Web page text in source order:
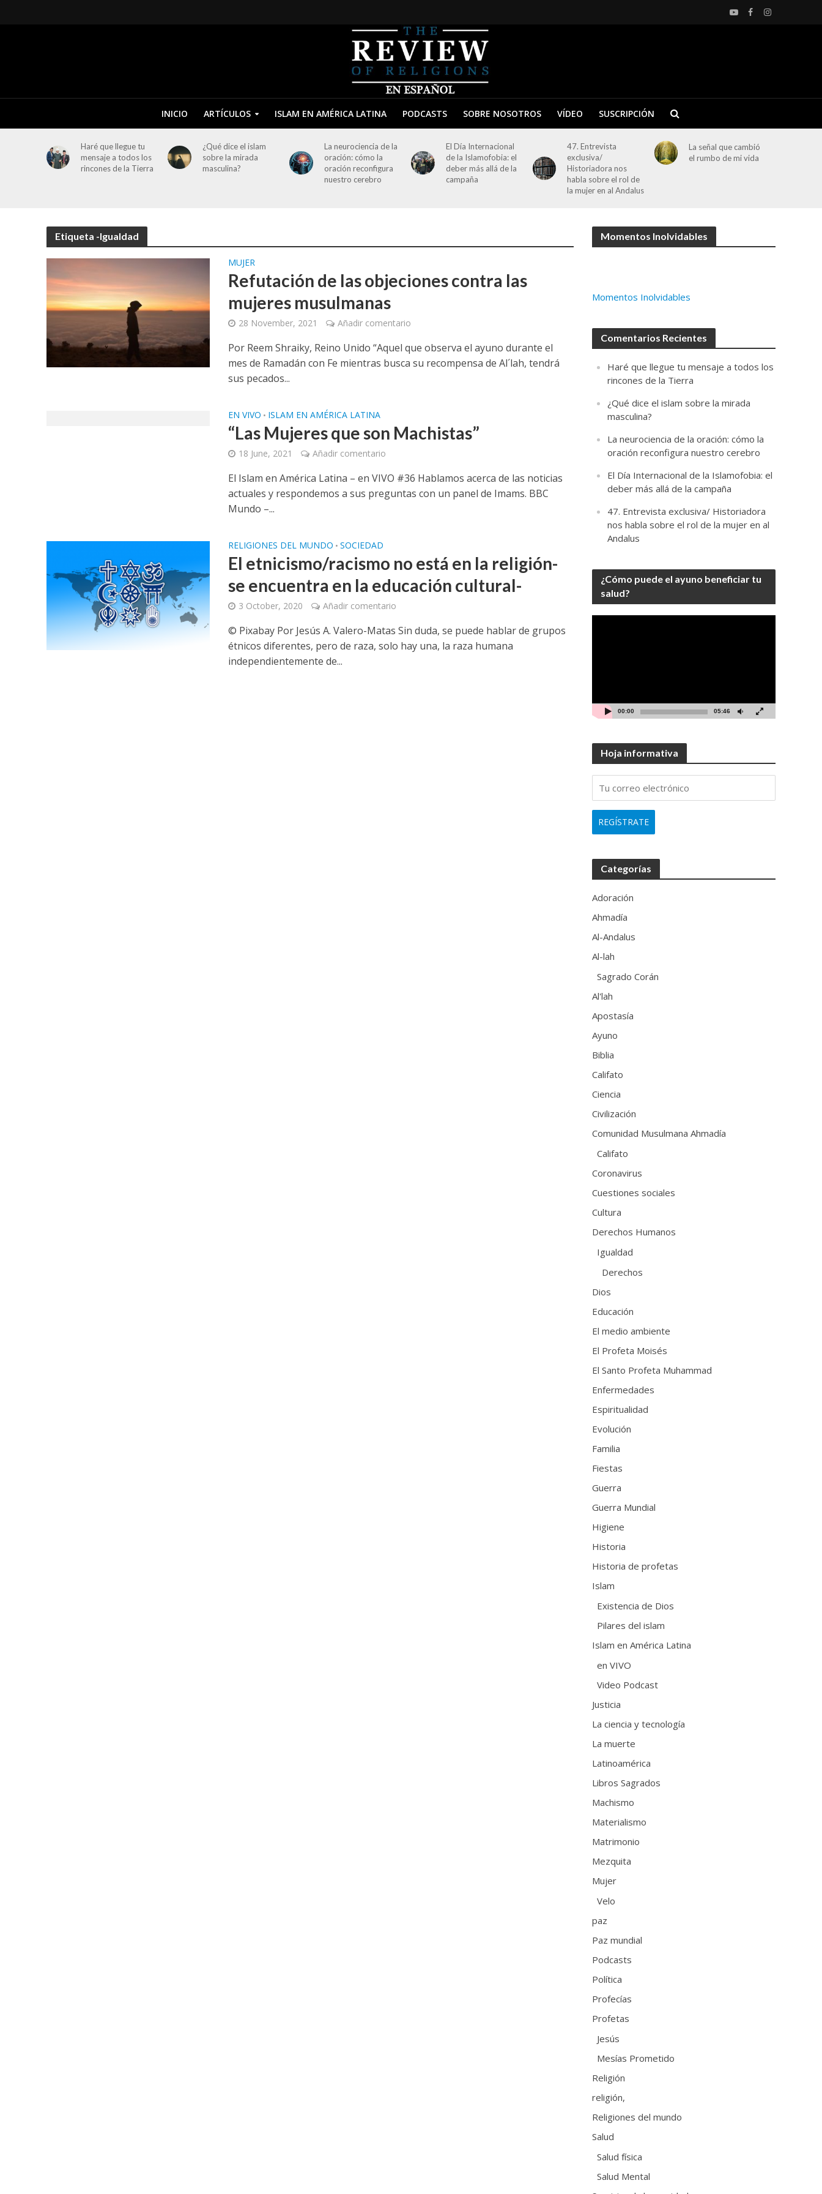
INICIO ARTÍCULOS ISLAM EN AMÉRICA LATINA PODCASTS SOBRE NOSOTROS VÍDEO SUSCRIPCIÓN
Haré que llegue tu
mensaje a todos los
rincones de la Tierra
¿Qué dice el islam
sobre la mirada
masculina?
La neurociencia de la
oración: cómo la
oración reconfigura
nuestro cerebro
El Día Internacional
de la Islamofobia: el
deber más allá de la
campaña
47. Entrevista
exclusiva/
Historiadora nos
habla sobre el rol de
la mujer en al Andalus
La señal que cambió
el rumbo de mi vida
Etiqueta -Igualdad
MUJER
Refutación de las objeciones contra las
mujeres musulmanas
28 November, 2021 Añadir comentario
Por Reem Shraiky, Reino Unido “Aquel que observa el ayuno durante el
mes de Ramadán con Fe mientras busca su recompensa de Al´lah, tendrá
sus pecados...
EN VIVO • ISLAM EN AMÉRICA LATINA
“Las Mujeres que son Machistas”
18 June, 2021 Añadir comentario
El Islam en América Latina – en VIVO #36 Hablamos acerca de las noticias
actuales y respondemos a sus preguntas con un panel de Imams. BBC
Mundo –...
RELIGIONES DEL MUNDO • SOCIEDAD
El etnicismo/racismo no está en la religión-
se encuentra en la educación cultural-
3 October, 2020 Añadir comentario
© Pixabay Por Jesús A. Valero-Matas Sin duda, se puede hablar de grupos
étnicos diferentes, pero de raza, solo hay una, la raza humana
independientemente de...
Momentos Inolvidables
Momentos Inolvidables
Comentarios Recientes
Haré que llegue tu mensaje a todos los
rincones de la Tierra
¿Qué dice el islam sobre la mirada
masculina?
La neurociencia de la oración: cómo la
oración reconfigura nuestro cerebro
El Día Internacional de la Islamofobia: el
deber más allá de la campaña
47. Entrevista exclusiva/ Historiadora
nos habla sobre el rol de la mujer en al
Andalus
¿Cómo puede el ayuno beneficiar tu
salud?
00:00 05:46
Hoja informativa
Categorías
Adoración
Ahmadía
Al-Andalus
Al-lah
Sagrado Corán
Al'lah
Apostasía
Ayuno
Biblia
Califato
Ciencia
Civilización
Comunidad Musulmana Ahmadía
Califato
Coronavirus
Cuestiones sociales
Cultura
Derechos Humanos
Igualdad
Derechos
Dios
Educación
El medio ambiente
El Profeta Moisés
El Santo Profeta Muhammad
Enfermedades
Espiritualidad
Evolución
Familia
Fiestas
Guerra
Guerra Mundial
Higiene
Historia
Historia de profetas
Islam
Existencia de Dios
Pilares del islam
Islam en América Latina
en VIVO
Video Podcast
Justicia
La ciencia y tecnología
La muerte
Latinoamérica
Libros Sagrados
Machismo
Materialismo
Matrimonio
Mezquita
Mujer
Velo
paz
Paz mundial
Podcasts
Política
Profecías
Profetas
Jesús
Mesías Prometido
Religión
religión,
Religiones del mundo
Salud
Salud física
Salud Mental